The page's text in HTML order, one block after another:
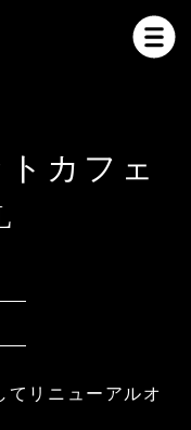
カフェ
てリニューアルオ